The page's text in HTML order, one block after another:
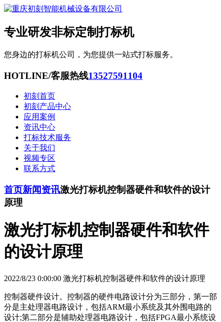
专业研发非标定制打标机
您身边的打标机公司，为您提供一站式打标服务。
HOTLINE/客服热线13527591104
初刻首页
初刻产品中心
应用案例
资讯中心
打标技术服务
关于我们
视频专区
联系方式
首页新闻资讯激光打标机控制器硬件和软件的设计
原理
激光打标机控制器硬件和软件
的设计原理
2022/8/23 0:00:00 激光打标机控制器硬件和软件的设计原理
控制器硬件设计。控制器的硬件电路设计分为三部分，第一部
分是主处理器电路设计，包括ARM最小系统及其外围电路的
设计;第二部分是辅助处理器电路设计，包括FPGA最小系统设